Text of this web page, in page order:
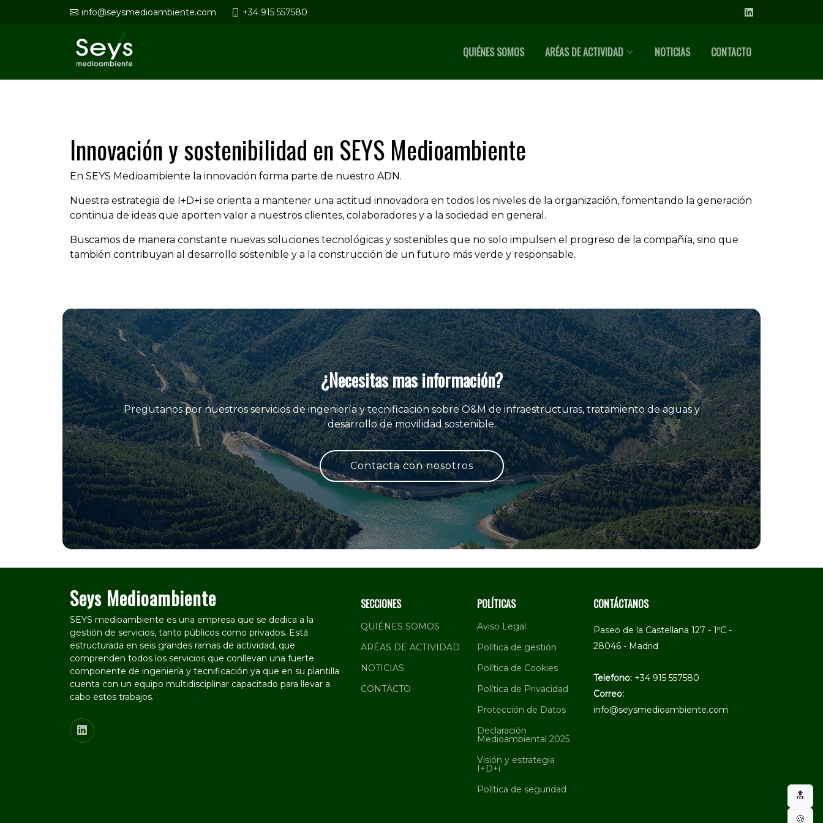
info@seysmedioambiente.com +34 915 557580
QUIÉNES SOMOS ARÉAS DE ACTIVIDAD NOTICIAS CONTACTO
Innovación y sostenibilidad en SEYS Medioambiente
En SEYS Medioambiente la innovación forma parte de nuestro ADN.
Nuestra estrategia de I+D+i se orienta a mantener una actitud innovadora en todos los niveles de la organización, fomentando la generación
continua de ideas que aporten valor a nuestros clientes, colaboradores y a la sociedad en general.
Buscamos de manera constante nuevas soluciones tecnológicas y sostenibles que no solo impulsen el progreso de la compañía, sino que
también contribuyan al desarrollo sostenible y a la construcción de un futuro más verde y responsable.
¿Necesitas mas información?
Pregutanos por nuestros servicios de ingeniería y tecnificación sobre O&M de infraestructuras, tratamiento de aguas y
desarrollo de movilidad sostenible.
Contacta con nosotros
Seys Medioambiente
SEYS medioambiente es una empresa que se dedica a la
gestión de servicios, tanto públicos como privados. Está
estructurada en seis grandes ramas de actividad, que
comprenden todos los servicios que conllevan una fuerte
componente de ingeniería y tecnificación ya que en su plantilla
cuenta con un equipo multidisciplinar capacitado para llevar a
cabo estos trabajos.
SECCIONES
QUIÉNES SOMOS
ARÉAS DE ACTIVIDAD
NOTICIAS
CONTACTO
POLÍTICAS
Aviso Legal
Política de gestión
Política de Cookies
Política de Privacidad
Protección de Datos
Declaración
Medioambiental 2025
Visión y estrategia
I+D+i
Política de seguridad
CONTÁCTANOS
Paseo de la Castellana 127 - 1ºC -
28046 - Madrid
Telefono: +34 915 557580
Correo:
info@seysmedioambiente.com
🔝
🍪